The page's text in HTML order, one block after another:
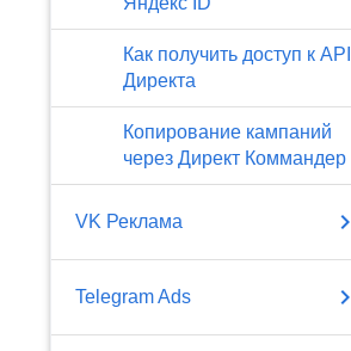
Как получить доступ к API
Директа
Копирование кампаний
через Директ Коммандер
VK Реклама chevron_right
Telegram Ads chevron_right